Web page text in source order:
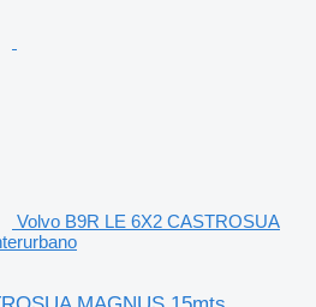
Volvo B9R LE 6X2 CASTROSUA